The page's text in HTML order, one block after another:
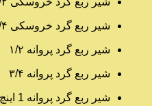
شیر ربع گرد خروسکی ۳/۴
شیر ربع گرد پروانه ۱/۲
شیر ربع گرد پروانه ۳/۴
شیر ربع گرد پروانه 1 اینچ